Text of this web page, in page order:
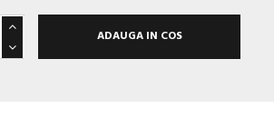
ADAUGA IN COS